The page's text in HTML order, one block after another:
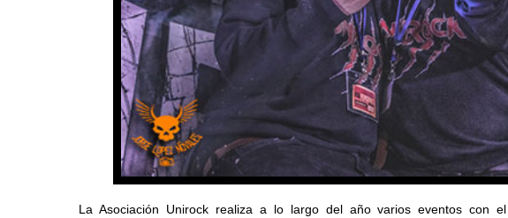
La Asociación Unirock realiza a lo largo del año varios eventos con